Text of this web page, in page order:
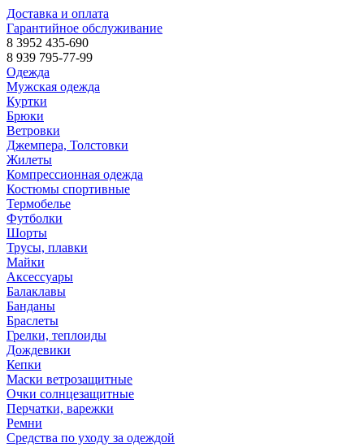
Доставка и оплата
Гарантийное обслуживание
8 3952 435-690
8 939 795-77-99
Одежда
Мужская одежда
Куртки
Брюки
Ветровки
Джемпера, Толстовки
Жилеты
Компрессионная одежда
Костюмы спортивные
Термобелье
Футболки
Шорты
Трусы, плавки
Майки
Аксессуары
Балаклавы
Банданы
Браслеты
Грелки, теплоиды
Дождевики
Кепки
Маски ветрозащитные
Очки солнцезащитные
Перчатки, варежки
Ремни
Средства по уходу за одеждой